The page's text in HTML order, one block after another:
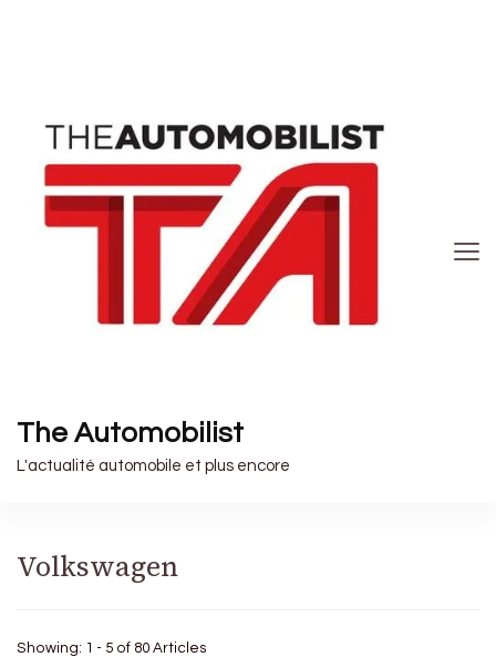
The Automobilist
L'actualité automobile et plus encore
Volkswagen
Showing: 1 - 5 of 80 Articles